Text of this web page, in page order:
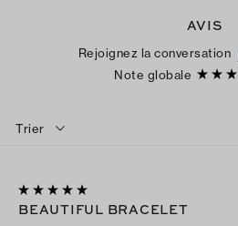
AVIS
Rejoignez la conversation
Note globale
Trier
BEAUTIFUL BRACELET